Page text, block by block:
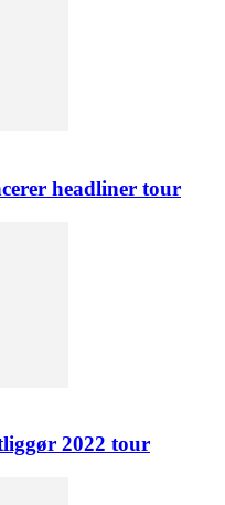
headliner tour
2022 tour